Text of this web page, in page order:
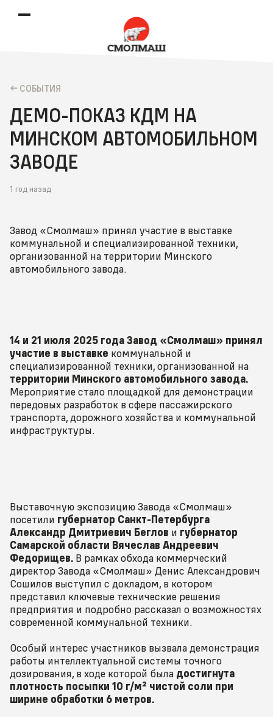
CОБЫТИЯ
ДЕМО-ПОКАЗ КДМ НА
МИНСКОМ АВТОМОБИЛЬНОМ
ЗАВОДЕ
1 год назад
Завод «Смолмаш» принял участие в выставке
коммунальной и специализированной техники,
организованной на территории Минского
автомобильного завода.
14 и 21 июля 2025 года Завод «Смолмаш» принял
участие в выставке коммунальной и
специализированной техники, организованной на
территории Минского автомобильного завода.
Мероприятие стало площадкой для демонстрации
передовых разработок в сфере пассажирского
транспорта, дорожного хозяйства и коммунальной
инфраструктуры.
Выставочную экспозицию Завода «Смолмаш»
посетили губернатор Санкт-Петербурга
Александр Дмитриевич Беглов и губернатор
Самарской области Вячеслав Андреевич
Федорищев. В рамках обхода коммерческий
директор Завода «Смолмаш» Денис Александрович
Сошилов выступил с докладом, в котором
представил ключевые технические решения
предприятия и подробно рассказал о возможностях
современной коммунальной техники.
Особый интерес участников вызвала демонстрация
работы интеллектуальной системы точного
дозирования, в ходе которой была достигнута
плотность посыпки 10 г/м² чистой соли при
ширине обработки 6 метров.